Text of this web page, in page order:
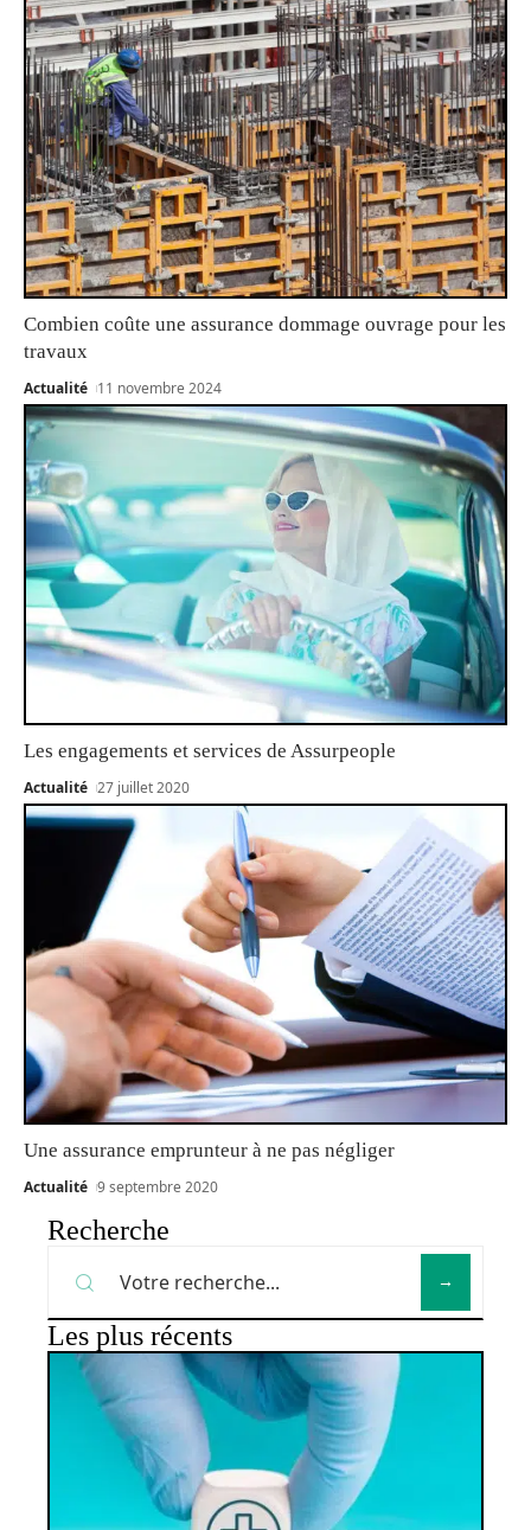
Combien coûte une assurance dommage ouvrage pour les
travaux
Actualité 11 novembre 2024
Les engagements et services de Assurpeople
Actualité 27 juillet 2020
Une assurance emprunteur à ne pas négliger
Actualité 9 septembre 2020
Recherche
Les plus récents